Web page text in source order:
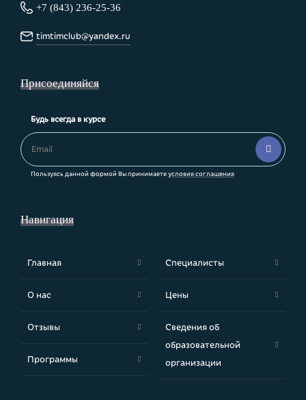
+7 (843) 236-25-36
timtimclub@yandex.ru
Присоединяйся
Будь всегда в курсе
Блок

Пользуясь данной формой Вы принимаете условия соглашения
Навигация
Главная
О нас
Отзывы
Программы
Специалисты
Цены
Сведения об
образовательной
организации